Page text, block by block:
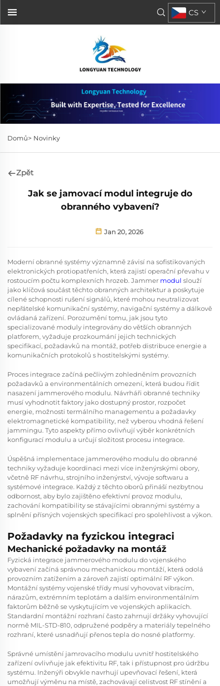
CS
Domů> Novinky
Zpět
Jak se jamovací modul integruje do
obranného vybavení?
Jan 20, 2026
Moderní obranné systémy významně závisí na sofistikovaných
elektronických protiopatřeních, která zajistí operační převahu v
rostoucím počtu komplexních hrozeb. Jammer modul slouží
jako klíčová součást těchto obranných architektur a poskytuje
cílené schopnosti rušení signálů, které mohou neutralizovat
nepřátelské komunikační systémy, navigační systémy a dálkově
ovládaná zařízení. Porozumění tomu, jak jsou tyto
specializované moduly integrovány do větších obranných
platforem, vyžaduje prozkoumání jejich technických
specifikací, požadavků na montáž, potřeb distribuce energie a
komunikačních protokolů s hostitelskými systémy.
Proces integrace začíná pečlivým zohledněním provozních
požadavků a environmentálních omezení, která budou řídit
nasazení jammerového modulu. Návrháři obranné techniky
musí vyhodnotit faktory jako dostupný prostor, rozpočet
energie, možnosti termálního managementu a požadavky
elektromagnetické kompatibility, než vyberou vhodná řešení
jammingu. Tyto aspekty přímo ovlivňují výběr konkrétních
konfigurací modulu a určují složitost procesu integrace.
Úspěšná implementace jammerového modulu do obranné
techniky vyžaduje koordinaci mezi více inženýrskými obory,
včetně RF návrhu, strojního inženýrství, vývoje softwaru a
systémové integrace. Každý z těchto oborů přináší nezbytnou
odbornost, aby bylo zajištěno efektivní provoz modulu,
zachování kompatibility se stávajícími obrannými systémy a
splnění přísných vojenských specifikací pro spolehlivost a výkon.
Požadavky na fyzickou integraci
Mechanické požadavky na montáž
Fyzická integrace jammerového modulu do vojenského
vybavení začíná správnou mechanickou montáží, která odolá
provozním zatížením a zároveň zajistí optimální RF výkon.
Montážní systémy vojenské třídy musí vyhovovat vibracím,
nárazům, extrémním teplotám a dalším environmentálním
faktorům běžně se vyskytujícím ve vojenských aplikacích.
Standardní montážní rozhraní často zahrnují držáky vyhovující
normě MIL-STD-810, odpružené podpěry a materiály tepelného
rozhraní, které usnadňují přenos tepla do nosné platformy.
Správné umístění jamrovacího modulu uvnitř hostitelského
zařízení ovlivňuje jak efektivitu RF, tak i přístupnost pro údržbu
systému. Inženýři obvykle navrhují upevňovací řešení, která
umožňují výměnu na místě, zachovávají celistvost RF stínění a